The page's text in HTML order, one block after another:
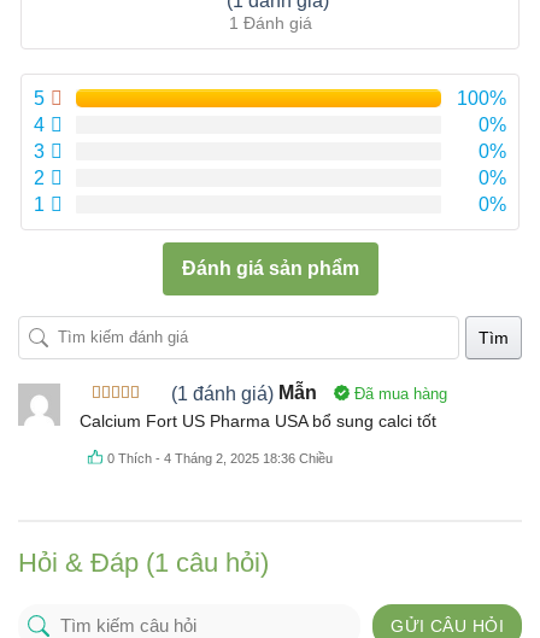
hạng 5.00
sao
1 Đánh giá
5
100%
4
0%
3
0%
2
0%
1
0%
Đánh giá sản phẩm
Tìm
Được xếp
hạng55
sao
(1 đánh giá) Mẫn Đã mua hàng
Calcium Fort US Pharma USA bổ sung calci tốt
0 Thích -4 Tháng 2, 2025 18:36 Chiều
Hỏi & Đáp (1 câu hỏi)
GỬI CÂU HỎI